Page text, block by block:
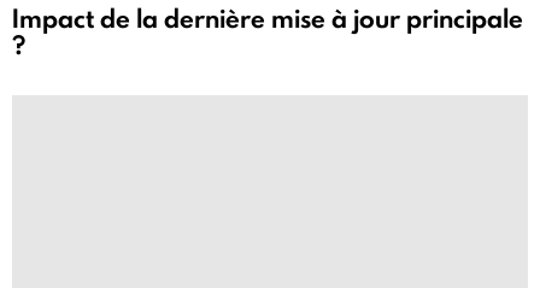
Impact de la dernière mise à jour principale
?